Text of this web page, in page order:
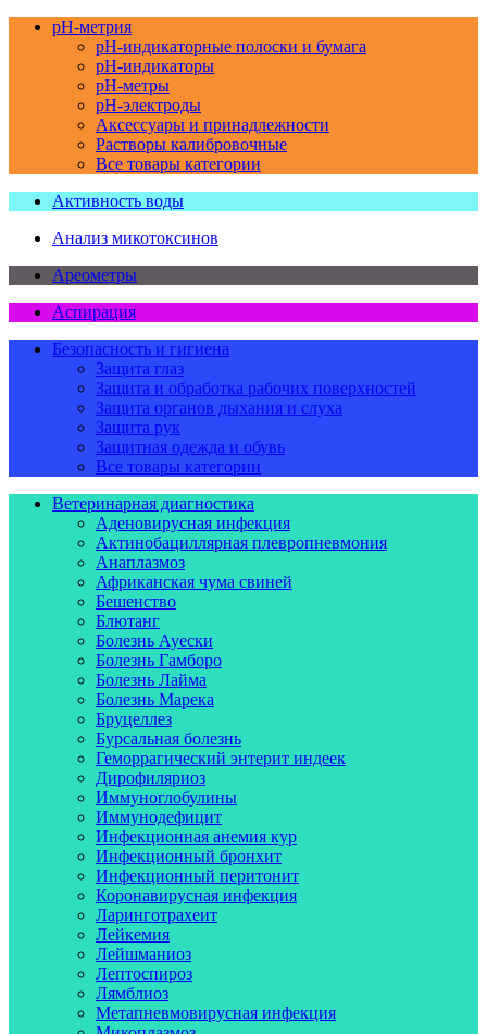
pH-метрия
pH-индикаторные полоски и бумага
pH-индикаторы
pH-метры
pH-электроды
Аксессуары и принадлежности
Растворы калибровочные
Все товары категории
Активность воды
Анализ микотоксинов
Ареометры
Аспирация
Безопасность и гигиена
Защита глаз
Защита и обработка рабочих поверхностей
Защита органов дыхания и слуха
Защита рук
Защитная одежда и обувь
Все товары категории
Ветеринарная диагностика
Аденовирусная инфекция
Актинобациллярная плевропневмония
Анаплазмоз
Африканская чума свиней
Бешенство
Блютанг
Болезнь Ауески
Болезнь Гамборо
Болезнь Лайма
Болезнь Марека
Бруцеллез
Бурсальная болезнь
Геморрагический энтерит индеек
Дирофиляриоз
Иммуноглобулины
Иммунодефицит
Инфекционная анемия кур
Инфекционный бронхит
Инфекционный перитонит
Коронавирусная инфекция
Ларинготрахеит
Лейкемия
Лейшманиоз
Лептоспироз
Лямблиоз
Метапневмовирусная инфекция